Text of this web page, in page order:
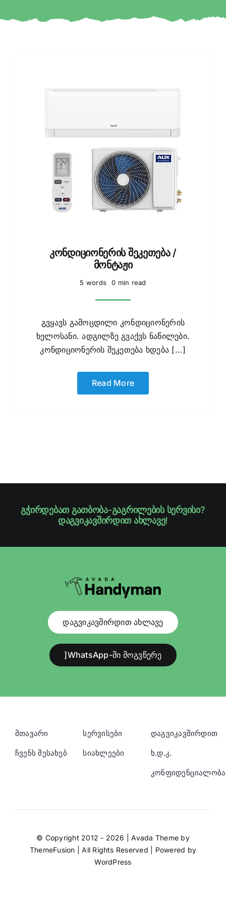
კონდიციონერის შეკეთება /
მონტაჟი
5 words 0 min read
გვყავს გამოცდილი კონდიციონერის
ხელოსანი. ადგილზე გვაქვს ნაწილები.
კონდიციონერის შეკეთება ხდება [...]
Read More
გჭირდებათ გათბობა-გაგრილების სერვისი?
დაგვიკავშირდით ახლავე!
დაგვიკავშირდით ახლავე
]WhatsApp-ში მოგვწერე
მთავარი
ჩვენს შესახებ
სერვისები
სიახლეები
დაგვიკავშირდით
ხ.დ.კ.
კონფიდენციალობა
© Copyright 2012 - 2026 | Avada Theme by
ThemeFusion | All Rights Reserved | Powered by
WordPress